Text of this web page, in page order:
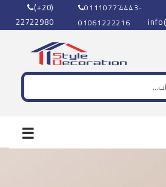
(+20)
22722980
0111077`4443-
01061222216
☰